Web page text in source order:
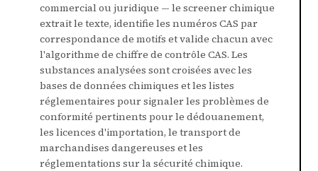
commercial ou juridique — le screener chimique
extrait le texte, identifie les numéros CAS par
correspondance de motifs et valide chacun avec
l'algorithme de chiffre de contrôle CAS. Les
substances analysées sont croisées avec les
bases de données chimiques et les listes
réglementaires pour signaler les problèmes de
conformité pertinents pour le dédouanement,
les licences d'importation, le transport de
marchandises dangereuses et les
réglementations sur la sécurité chimique.